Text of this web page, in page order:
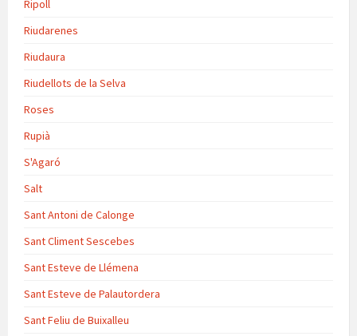
Ripoll
Riudarenes
Riudaura
Riudellots de la Selva
Roses
Rupià
S'Agaró
Salt
Sant Antoni de Calonge
Sant Climent Sescebes
Sant Esteve de Llémena
Sant Esteve de Palautordera
Sant Feliu de Buixalleu